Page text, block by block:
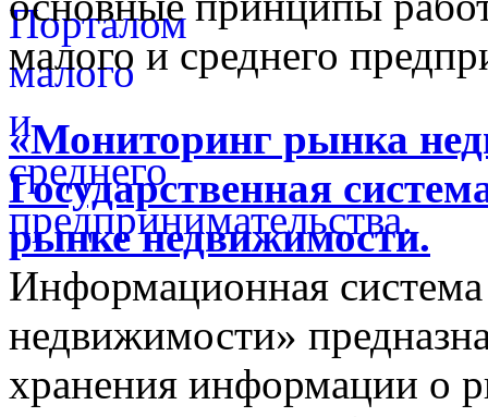
малого и среднего
«Мониторинг рынка
Государственная
рынке недвижимости.
Информационная
недвижимости»
хранения информации о